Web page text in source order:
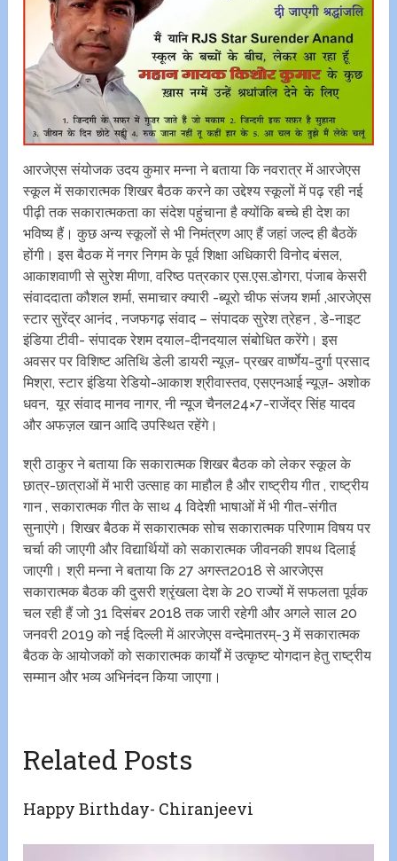
आरजेएस संयोजक उदय कुमार मन्ना ने बताया कि नवरात्र में आरजेएस
स्कूल में सकारात्मक शिखर बैठक करने का उद्देश्य स्कूलों में पढ़ रही नई
पीढ़ी तक सकारात्मकता का संदेश पहुंचाना है क्योंकि बच्चे ही देश का
भविष्य हैं। कुछ अन्य स्कूलों से भी निमंत्रण आए हैं‌ जहां जल्द ही बैठकें
होंगी। इस बैठक में नगर निगम के पूर्व शिक्षा अधिकारी विनोद बंसल,
आकाशवाणी से सुरेश मीणा, वरिष्ठ पत्रकार एस.एस.डोगरा, ‌पंजाब केसरी
संवाददाता कौशल शर्मा, समाचार क्यारी -ब्यूरो चीफ संजय शर्मा ,आरजेएस
स्टार सुरेंद्र आनंद , नजफगढ़ संवाद – संपादक सुरेश त्रेहन , डे-नाइट
इंडिया टीवी- संपादक रेशम दयाल-दीनदयाल संबोधित करेंगे। इस
अवसर पर विशिष्ट अतिथि डेली डायरी न्यूज़- प्रखर वार्ष्णेय-दुर्गा प्रसाद
मिश्रा, स्टार इंडिया रेडियो-आकाश श्रीवास्तव, एसएनआई न्यूज़- अशोक
धवन, यूर संवाद मानव नागर, नी न्यूज चैनल24×7-राजेंद्र सिंह यादव
और अफज़ल खान आदि उपस्थित रहेंगे।
श्री ठाकुर ने बताया कि सकारात्मक शिखर बैठक को लेकर स्कूल के
छात्र-छात्राओं में‌ भारी‌ उत्साह का माहौल है और राष्ट्रीय गीत , राष्ट्रीय
गान , सकारात्मक गीत के साथ 4 विदेशी भाषाओं में भी गीत‌-संगीत
सुनाएंगे। शिखर बैठक में सकारात्मक सोच सकारात्मक परिणाम विषय पर
चर्चा की जाएगी और विद्यार्थियों को सकारात्मक जीवन‌की शपथ दिलाई
जाएगी। श्री मन्ना ने बताया कि 27 अगस्त2018 से आरजेएस
सकारात्मक बैठक की दुसरी श्रृंखला देश के 20 राज्यों में सफलता पूर्वक
चल रही हैं जो 31 दिसंबर 2018 तक जारी रहेगी और अगले साल 20
जनवरी 2019 को नई दिल्ली में आरजेएस वन्देमातरम्-3 में सकारात्मक
बैठक के आयोजकों को सकारात्मक कार्यों में उत्कृष्ट योगदान हेतु राष्ट्रीय
सम्मान और भव्य अभिनंदन किया जाएगा।
Related Posts
Happy Birthday- Chiranjeevi